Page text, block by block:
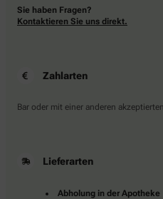
Sie haben Fragen?
Kontaktieren Sie uns direkt.
Zahlarten
Bar oder mit einer anderen
Lieferarten
Abholung in der Apotheke